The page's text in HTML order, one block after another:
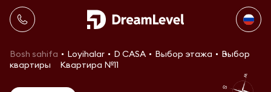
Bosh sahifa Loyihalar D CASA Выбор этажа
Выбор
квартиры
Квартира №11